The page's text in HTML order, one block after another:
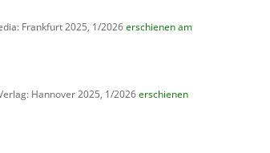
Frankfurt 2025, 1/2026erschienen am
Hannover 2025, 1/2026erschienen